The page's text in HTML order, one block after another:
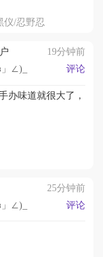
仪/忍野忍
19分钟前
∠)_
评论
办味道就很大了，
25分钟前
∠)_
评论